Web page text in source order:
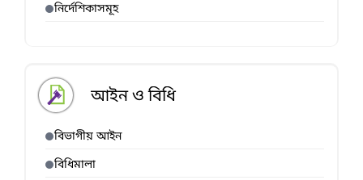
নির্দেশিকাসমূহ
আইন ও বিধি
বিভাগীয় আইন
বিধিমালা